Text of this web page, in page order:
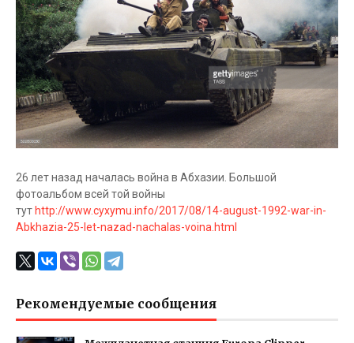
26 лет назад началась война в Абхазии. Большой
фотоальбом всей той войны
тут http://www.cyxymu.info/2017/08/14-august-1992-war-in-
Abkhazia-25-let-nazad-nachalas-voina.html
Рекомендуемые сообщения